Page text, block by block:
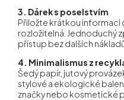
3. Dárek s poselstvím
Přiložte krátkou informaci
rozložitelná. Jednoduchý
přístup bez dalších
4. Minimalismus z
Šedý papír, jutový
stylové a ekologické
značky nebo kosmetické